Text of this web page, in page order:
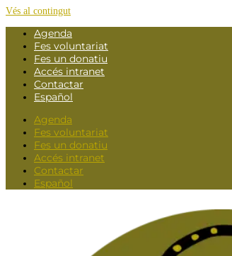
Vés al contingut
Agenda
Fes voluntariat
Fes un donatiu
Accés intranet
Contactar
Español
Agenda
Fes voluntariat
Fes un donatiu
Accés intranet
Contactar
Español